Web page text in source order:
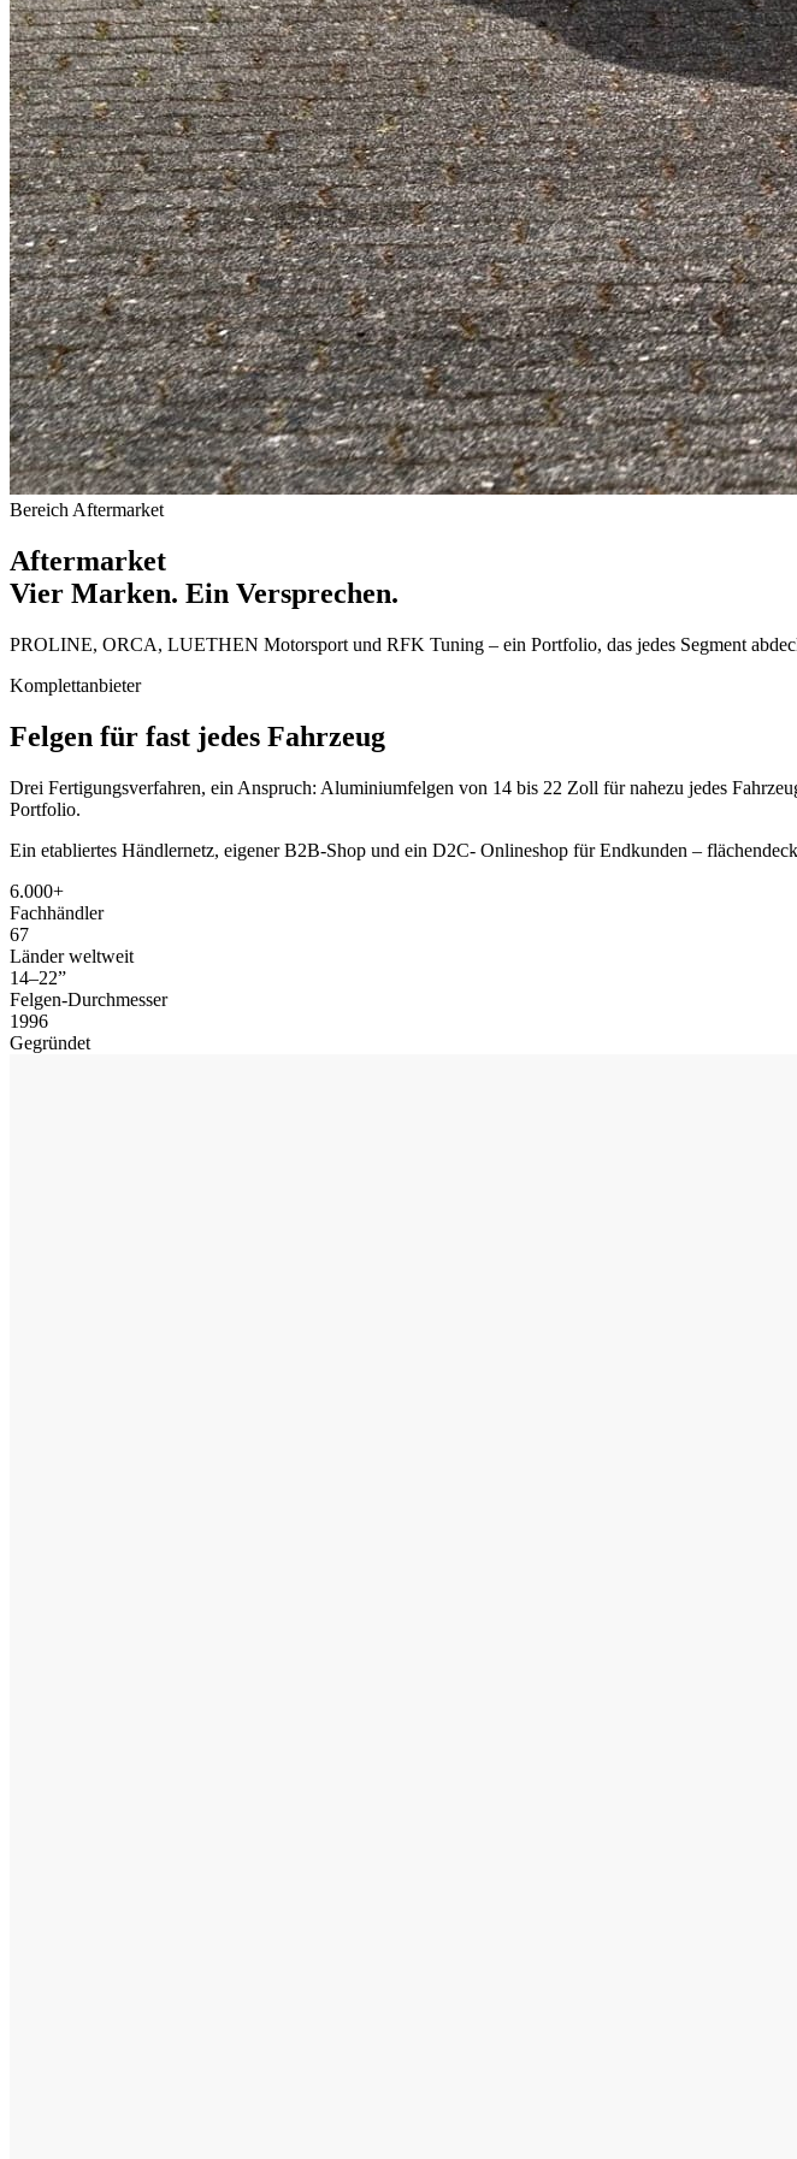
Bereich Aftermarket
Aftermarket
Vier Marken. Ein Versprechen.
PROLINE, ORCA, LUETHEN Motorsport und RFK Tuning – ein Portfolio, das jedes Segment
Komplettanbieter
Felgen für fast jedes Fahrzeug
Drei Fertigungsverfahren, ein Anspruch: Aluminiumfelgen von 14 bis 22 Zoll für nahezu jedes
Portfolio.
Ein etabliertes Händlernetz, eigener B2B-Shop und ein D2C- Onlineshop für Endkunden –
6.000+
Fachhändler
67
Länder weltweit
14–22”
Felgen-Durchmesser
1996
Gegründet